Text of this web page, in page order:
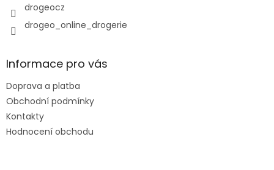
drogeocz
drogeo_online_drogerie
Informace pro vás
Doprava a platba
Obchodní podmínky
Kontakty
Hodnocení obchodu